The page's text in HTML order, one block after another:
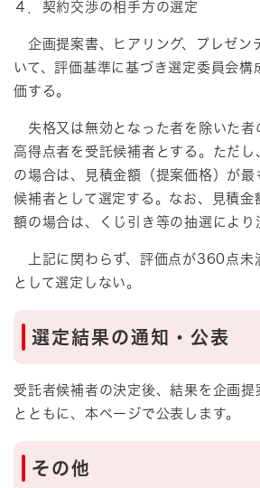
４．契約交渉の相手方の選定
企画提案書、ヒアリング、プレゼン
いて、評価基準に基づき選定委員会構
価する。
失格又は無効となった者を除いた者
高得点者を受託候補者とする。ただ
の場合は、見積金額（提案価格）が
候補者として選定する。なお、見積金
額の場合は、くじ引き等の抽選により
上記に関わらず、評価点が360点未
として選定しない。
選定結果の通知・公表
受託者候補者の決定後、結果を企画提
とともに、本ページで公表します。
その他